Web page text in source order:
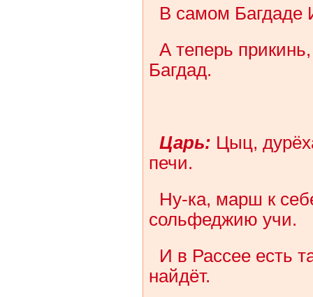
В самом Багдаде
А теперь
Багдад.
Царь: Цыц,
печи.
Ну-ка, марш к
сольфеджию учи.
И в Рассее есть
найдёт.